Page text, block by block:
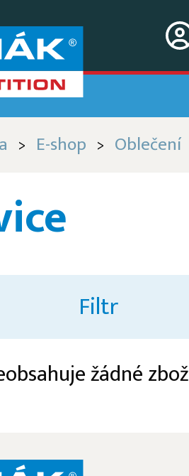
> E-shop > Oblečení
Filtr
žádné